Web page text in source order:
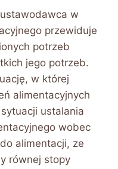
w
przewiduje
potrzeb
jego potrzeb.
w której
alimentacyjnych
ustalania
wobec
alimentacji, ze
równej stopy